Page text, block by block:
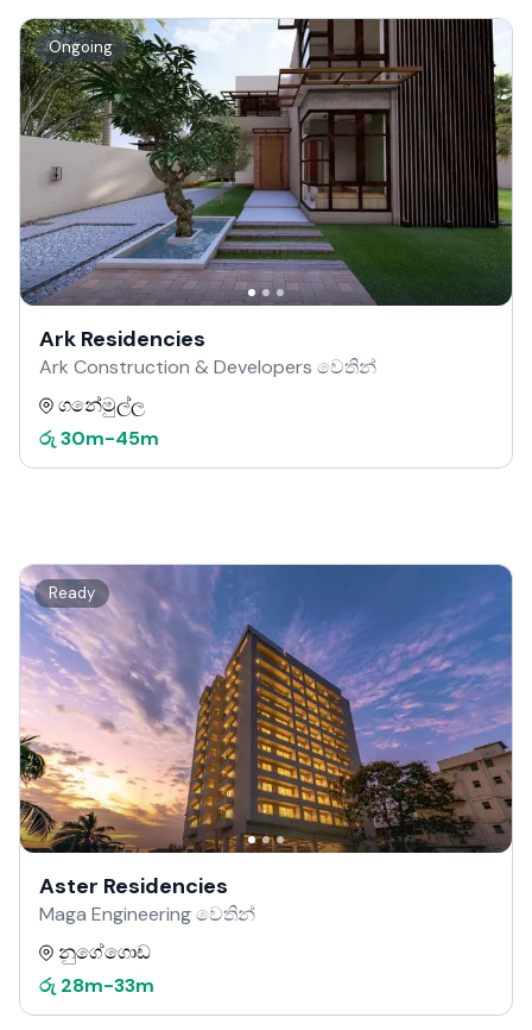
Ongoing
Ark Residencies
Ark Construction & Developers වෙතින්
ගනේමුල්ල
රු 30m-45m
Ready
Aster Residencies
Maga Engineering වෙතින්
නුගේගොඩ
රු 28m-33m